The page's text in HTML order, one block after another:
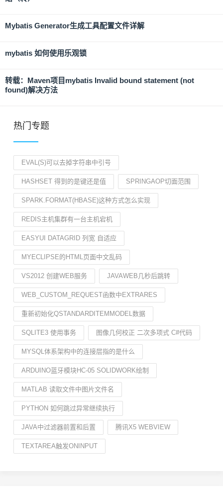
Mybatis Generator生成工具配置文件详解
mybatis 如何使用乐观锁
转载：Maven项目mybatis Invalid bound statement (not
found)解决方法
热门专题
EVAL(S)可以去掉字符串中引号
HASHSET 得到的是键还是值 SPRINGAOP切面范围
SPARK.FORMAT(HBASE)这种方式怎么实现
REDIS主机集群有一台主机宕机
EASYUI DATAGRID 列宽 自适应
MYECLIPSE的HTML页面中文乱码
VS2012 创建WEB服务 JAVAWEB几秒后跳转
WEB_CUSTOM_REQUEST函数中EXTRARES
重新初始化QSTANDARDITEMMODEL数据
SQLITE3 使用事务 图像几何校正 二次多项式 C#代码
MYSQL体系架构中的连接层指的是什么
ARDUINO蓝牙模块HC-05 SOLIDWORK绘制
MATLAB 读取文件中图片文件名
PYTHON 如何跳过异常继续执行
JAVA中过滤器前置和后置 腾讯X5 WEBVIEW
TEXTAREA触发ONINPUT